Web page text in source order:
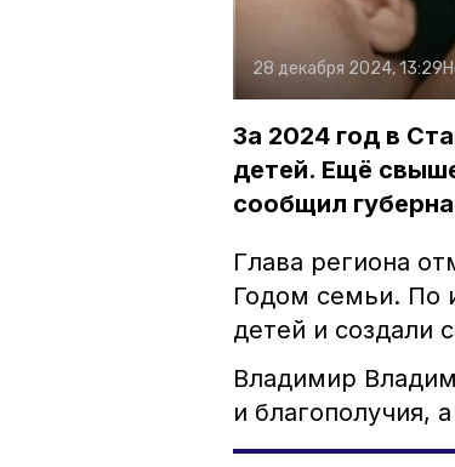
28 декабря 2024, 13:29
За 2024 год в
детей. Ещё
сообщил
Глава региона
Годом семьи. По
детей и создали
Владимир
и благополучия,